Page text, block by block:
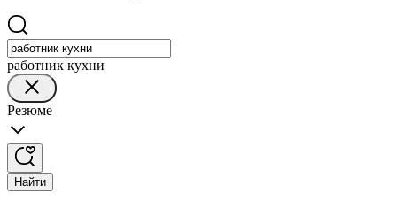
работник кухни
Резюме
Найти